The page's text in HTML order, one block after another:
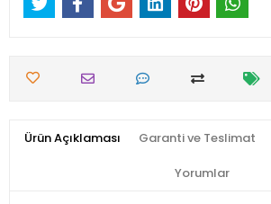
Ürün Açıklaması Garanti ve Teslimat
Yorumlar